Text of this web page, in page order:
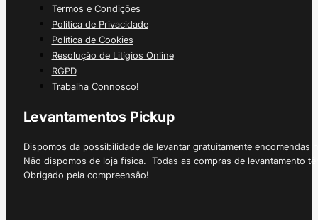
Termos e Condições
Política de Privacidade
Política de Cookies
Resolução de Litígios Online
RGPD
Trabalha Connosco!
Levantamentos Pickup
Dispomos da possibilidade de levantar gratuitamente
Não dispomos de loja física. Todas as compras de levantamento
Obrigado pela compreensão!